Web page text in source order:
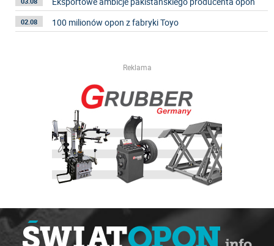
02.08 100 milionów opon z fabryki Toyo
Reklama